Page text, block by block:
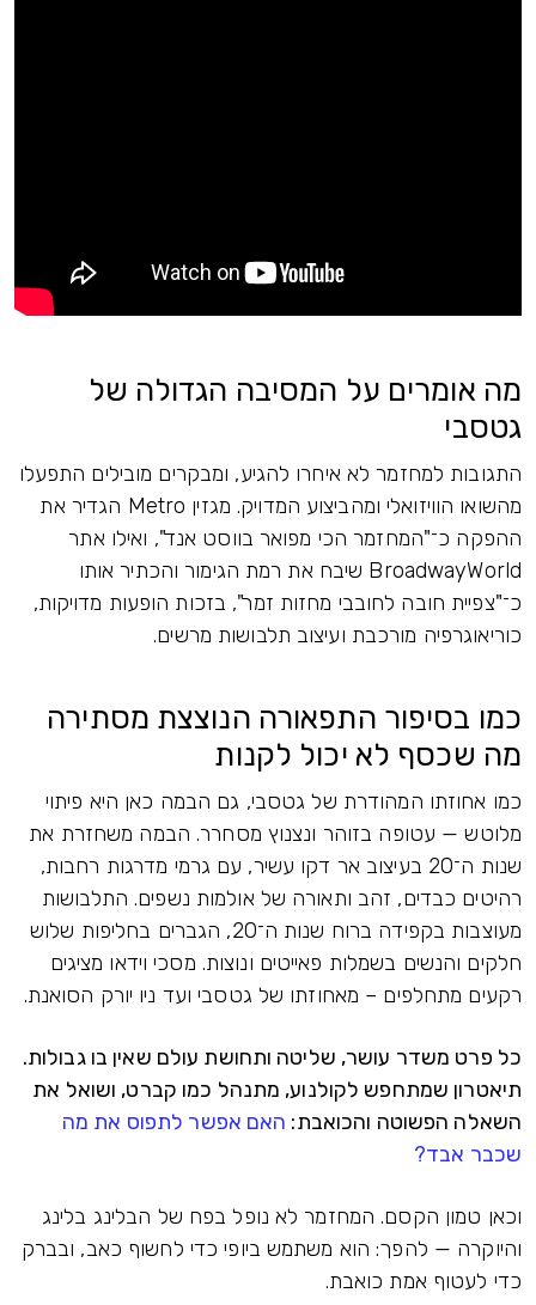
מה אומרים על המסיבה הגדולה של
גטסבי
התגובות למחזמר לא איחרו להגיע, ומבקרים מובילים התפעלו
מהשואו הוויזואלי ומהביצוע המדויק. מגזין Metro הגדיר את
ההפקה כ־"המחזמר הכי מפואר בווסט אנד", ואילו אתר
BroadwayWorld שיבח את רמת הגימור והכתיר אותו
כ־"צפיית חובה לחובבי מחזות זמר", בזכות הופעות מדויקות,
כוריאוגרפיה מורכבת ועיצוב תלבושות מרשים.
כמו בסיפור התפאורה הנוצצת מסתירה
מה שכסף לא יכול לקנות
כמו אחוזתו המהודרת של גטסבי, גם הבמה כאן היא פיתוי
מלוטש — עטופה בזוהר ונצנוץ מסחרר. הבמה משחזרת את
שנות ה־20 בעיצוב אר דקו עשיר, עם גרמי מדרגות רחבות,
רהיטים כבדים, זהב ותאורה של אולמות נשפים. התלבושות
מעוצבות בקפידה ברוח שנות ה־20, הגברים בחליפות שלוש
חלקים והנשים בשמלות פאייטים ונוצות. מסכי וידאו מציגים
רקעים מתחלפים – מאחוזתו של גטסבי ועד ניו יורק הסואנת.
כל פרט משדר עושר, שליטה ותחושת עולם שאין בו גבולות.
תיאטרון שמתחפש לקולנוע, מתנהל כמו קברט, ושואל את
השאלה הפשוטה והכואבת: האם אפשר לתפוס את מה
שכבר אבד?
וכאן טמון הקסם. המחזמר לא נופל בפח של הבלינג בלינג
והיוקרה — להפך: הוא משתמש ביופי כדי לחשוף כאב, ובברק
כדי לעטוף אמת כואבת.